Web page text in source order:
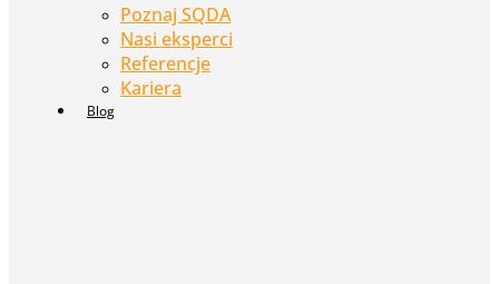
Poznaj SQDA
Nasi eksperci
Referencje
Kariera
Blog